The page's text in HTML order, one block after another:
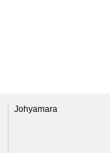
Johyamara
post